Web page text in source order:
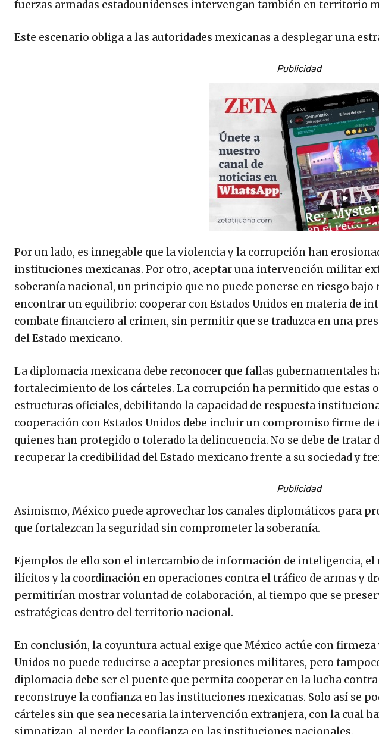
fuerzas armadas estadounidenses intervengan también en territorio
Este escenario obliga a las autoridades mexicanas a desplegar una
Publicidad
Por un lado, es innegable que la violencia y la corrupción han
instituciones mexicanas. Por otro, aceptar una intervención militar
soberanía nacional, un principio que no puede ponerse en riesgo
encontrar un equilibrio: cooperar con Estados Unidos en materia de
combate financiero al crimen, sin permitir que se traduzca en una
del Estado mexicano.
La diplomacia mexicana debe reconocer que fallas gubernamentales
fortalecimiento de los cárteles. La corrupción ha permitido que estas
estructuras oficiales, debilitando la capacidad de respuesta
cooperación con Estados Unidos debe incluir un compromiso firme
quienes han protegido o tolerado la delincuencia. No se debe de tratar
recuperar la credibilidad del Estado mexicano frente a su sociedad y
Publicidad
Asimismo, México puede aprovechar los canales diplomáticos para
que fortalezcan la seguridad sin comprometer la soberanía.
Ejemplos de ello son el intercambio de información de inteligencia,
ilícitos y la coordinación en operaciones contra el tráfico de armas y
permitirían mostrar voluntad de colaboración, al tiempo que se
estratégicas dentro del territorio nacional.
En conclusión, la coyuntura actual exige que México actúe con
Unidos no puede reducirse a aceptar presiones militares, pero
diplomacia debe ser el puente que permita cooperar en la lucha
reconstruye la confianza en las instituciones mexicanas. Solo así se
cárteles sin que sea necesaria la intervención extranjera, con la cual